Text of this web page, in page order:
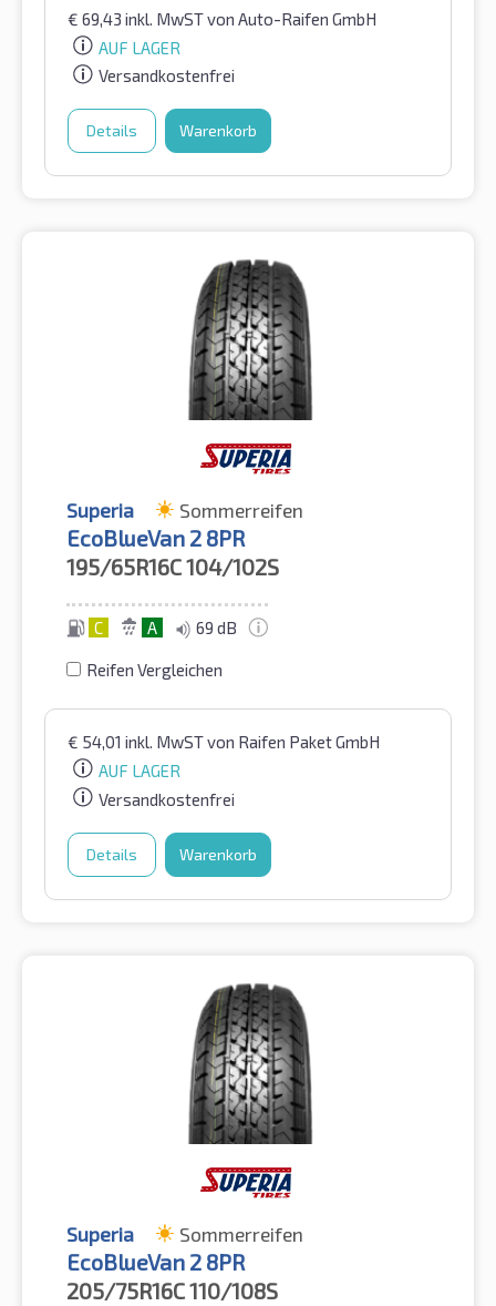
€ 69,43 inkl. MwSTvon Auto-Raifen GmbH
AUF LAGER
Versandkostenfrei
Details Warenkorb
Superia Sommerreifen
EcoBlueVan 2 8PR
195/65R16C104/102S
C A 69 dB
Reifen Vergleichen
€ 54,01 inkl. MwSTvon Raifen Paket GmbH
AUF LAGER
Versandkostenfrei
Details Warenkorb
Superia Sommerreifen
EcoBlueVan 2 8PR
205/75R16C110/108S